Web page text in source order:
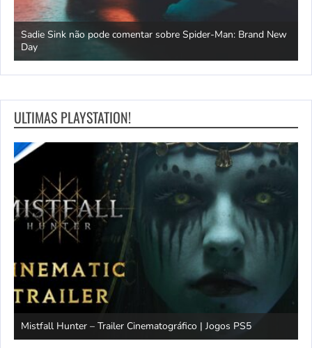
Sadie Sink não pode comentar sobre Spider-Man: Brand New
Day
ULTIMAS PLAYSTATION!
Mistfall Hunter – Trailer Cinematográfico | Jogos PS5